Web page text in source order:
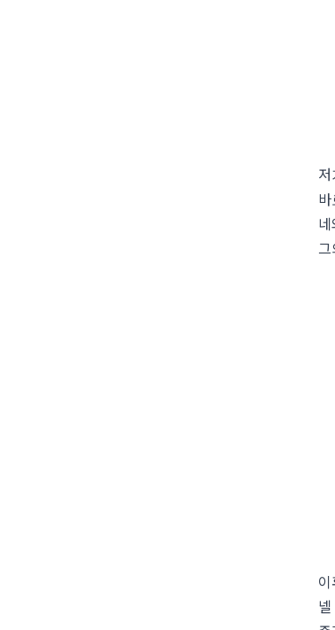
바